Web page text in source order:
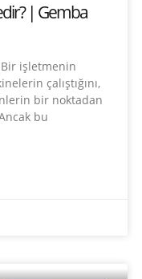
| Gemba
Bir işletmenin
çalıştığını,
bir noktadan
bu